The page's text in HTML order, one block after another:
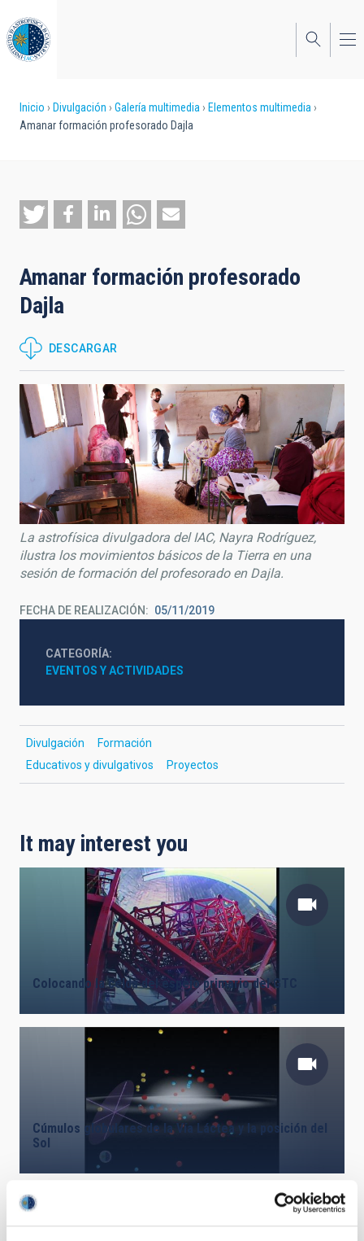
al
contenido
principal
Sobrescribir
ayuda
a
navegación
Inicio Divulgación Galería multimedia
Elementos multimedia
Amanar formación profesorado Dajla
Amanar formación profesorado
Dajla
DESCARGAR
La astrofísica divulgadora del IAC, Nayra Rodríguez,
ilustra los movimientos básicos de la Tierra en una
sesión de formación del profesorado en Dajla.
FECHA DE REALIZACIÓN 05/11/2019
CATEGORÍA
EVENTOS Y ACTIVIDADES
Divulgación
Formación
Educativos y divulgativos
Proyectos
It may interest you
Colocando la celda del espejo primario del GTC
Cúmulos globulares de la Vía Láctea y la posición del
Sol